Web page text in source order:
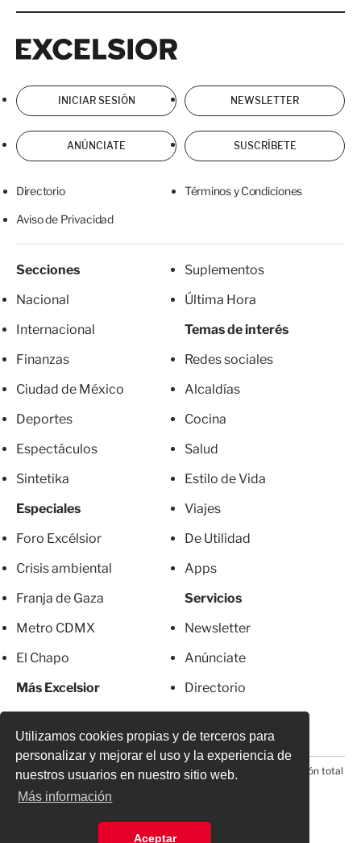
Utilizamos cookies propias y de terceros para
personalizar y mejorar el uso y la experiencia de
nuestros usuarios en nuestro sitio web.
Más información
Aceptar
INICIAR SESIÓN NEWSLETTER
ANÚNCIATE SUSCRÍBETE
Directorio Términos y Condiciones
Aviso de Privacidad
Secciones
Nacional
Internacional
Finanzas
Ciudad de México
Deportes
Espectáculos
Sintetika
Especiales
Foro Excélsior
Crisis ambiental
Franja de Gaza
Metro CDMX
El Chapo
Más Excelsior
Suplementos
Última Hora
Temas de interés
Redes sociales
Alcaldías
Cocina
Salud
Estilo de Vida
Viajes
De Utilidad
Apps
Servicios
Newsletter
Anúnciate
Directorio
© 2026 Todos los derechos reservados. Prohibida la reproducción total
o parcial, incluyendo cualquier medio electrónico*